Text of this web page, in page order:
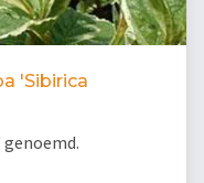
'Sibirica